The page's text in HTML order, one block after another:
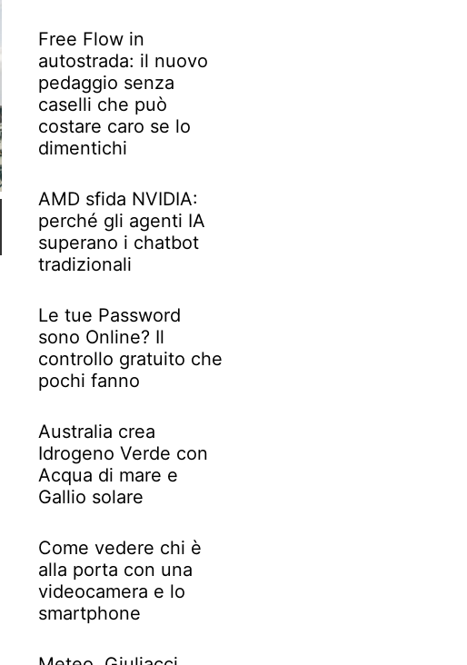
Free Flow in
autostrada: il nuovo
pedaggio senza
caselli che può
costare caro se lo
dimentichi
AMD sfida NVIDIA:
perché gli agenti IA
superano i chatbot
tradizionali
Le tue Password
sono Online? Il
controllo gratuito che
pochi fanno
Australia crea
Idrogeno Verde con
Acqua di mare e
Gallio solare
Come vedere chi è
alla porta con una
videocamera e lo
smartphone